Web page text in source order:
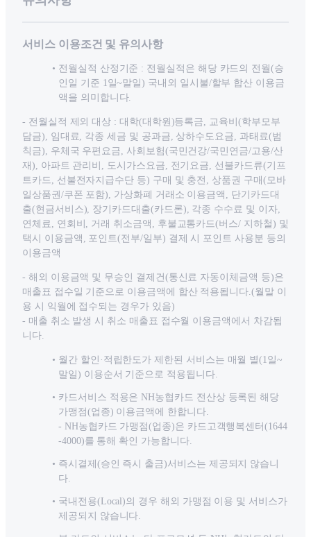
서비스 이용조건 및 유의사항
전월실적 산정기준 : 전월실적은 해당 카드의 전월(승
인일 기준 1일~말일) 국내외 일시불/할부 합산 이용금
액을 의미합니다.
- 전월실적 제외 대상 : 대학(대학원)등록금, 교육비(학부모부
담금), 임대료, 각종 세금 및 공과금, 상하수도요금, 과태료(범
칙금), 우체국 우편요금, 사회보험(국민건강/국민연금/고용/산
재), 아파트 관리비, 도시가스요금, 전기요금, 선불카드류(기프
트카드, 선불전자지급수단 등) 구매 및 충전, 상품권 구매(모바
일상품권/쿠폰 포함), 가상화폐 거래소 이용금액, 단기카드대
출(현금서비스), 장기카드대출(카드론), 각종 수수료 및 이자,
연체료, 연회비, 거래 취소금액, 후불교통카드(버스/ 지하철) 및
택시 이용금액, 포인트(전부/일부) 결제 시 포인트 사용분 등의
이용금액
- 해외 이용금액 및 무승인 결제건(통신료 자동이체금액 등)은
매출표 접수일 기준으로 이용금액에 합산 적용됩니다.(월말 이
용 시 익월에 접수되는 경우가 있음)
- 매출 취소 발생 시 취소 매출표 접수월 이용금액에서 차감됩
니다.
월간 할인·적립한도가 제한된 서비스는 매월 별(1일~
말일) 이용순서 기준으로 적용됩니다.
카드서비스 적용은 NH농협카드 전산상 등록된 해당
가맹점(업종) 이용금액에 한합니다.
- NH농협카드 가맹점(업종)은 카드고객행복센터(1644
-4000)를 통해 확인 가능합니다.
즉시결제(승인 즉시 출금)서비스는 제공되지 않습니
다.
국내전용(Local)의 경우 해외 가맹점 이용 및 서비스가
제공되지 않습니다.